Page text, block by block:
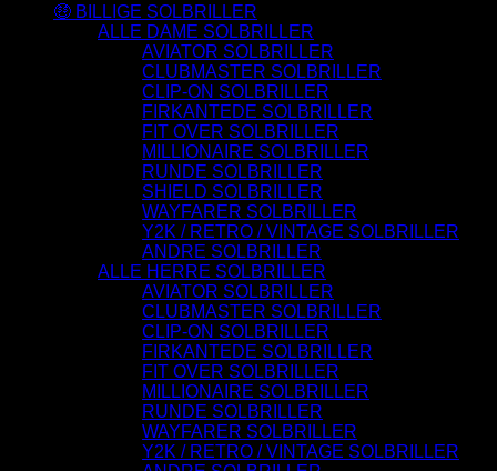
🤑 BILLIGE SOLBRILLER
ALLE DAME SOLBRILLER
AVIATOR SOLBRILLER
CLUBMASTER SOLBRILLER
CLIP-ON SOLBRILLER
FIRKANTEDE SOLBRILLER
FIT OVER SOLBRILLER
MILLIONAIRE SOLBRILLER
RUNDE SOLBRILLER
SHIELD SOLBRILLER
WAYFARER SOLBRILLER
Y2K / RETRO / VINTAGE SOLBRILLER
ANDRE SOLBRILLER
ALLE HERRE SOLBRILLER
AVIATOR SOLBRILLER
CLUBMASTER SOLBRILLER
CLIP-ON SOLBRILLER
FIRKANTEDE SOLBRILLER
FIT OVER SOLBRILLER
MILLIONAIRE SOLBRILLER
RUNDE SOLBRILLER
WAYFARER SOLBRILLER
Y2K / RETRO / VINTAGE SOLBRILLER